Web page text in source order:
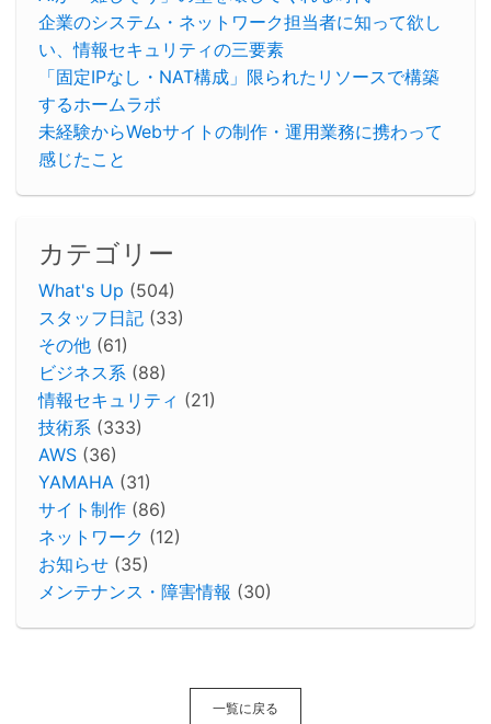
企業のシステム・ネットワーク担当者に知って欲し
い、情報セキュリティの三要素
「固定IPなし・NAT構成」限られたリソースで構築
するホームラボ
未経験からWebサイトの制作・運用業務に携わって
感じたこと
カテゴリー
What's Up (504)
スタッフ日記 (33)
その他 (61)
ビジネス系 (88)
情報セキュリティ (21)
技術系 (333)
AWS (36)
YAMAHA (31)
サイト制作 (86)
ネットワーク (12)
お知らせ (35)
メンテナンス・障害情報 (30)
一覧に戻る